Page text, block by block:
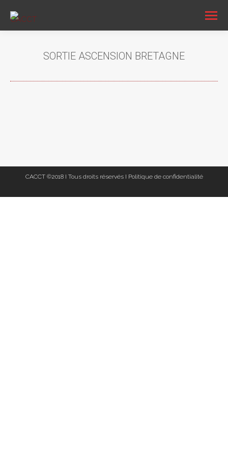
SORTIE ASCENSION BRETAGNE
CACCT ©2018 I Tous droits réservés I Politique de confidentialité